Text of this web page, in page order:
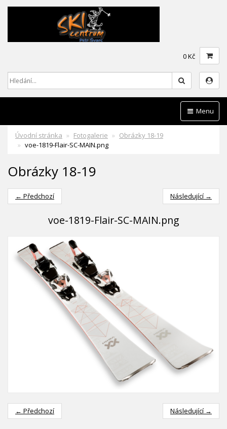
0 Kč
Menu
Úvodní stránka Fotogalerie
Obrázky 18-19
voe-1819-Flair-SC-MAIN.png
Obrázky 18-19
← Předchozí Následující →
voe-1819-Flair-SC-MAIN.png
← Předchozí Následující →